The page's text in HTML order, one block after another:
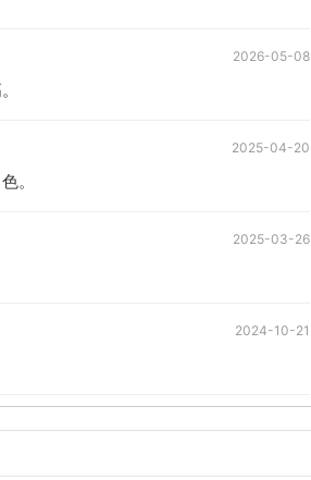
2026-05-08
2025-04-20
。
2025-03-26
2024-10-21